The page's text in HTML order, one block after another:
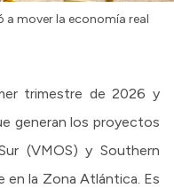
a mover la economía real
trimestre de 2026 y
generan los proyectos
(VMOS) y Southern
en la Zona Atlántica. Es